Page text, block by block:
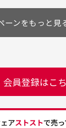
く
も
す
美品です
商品をあり
ます。
なっております。
ましてはサイト上
はありますか？
の商品が削除され
しては、弊社
。
ーンをもっと見
会員登録はこ